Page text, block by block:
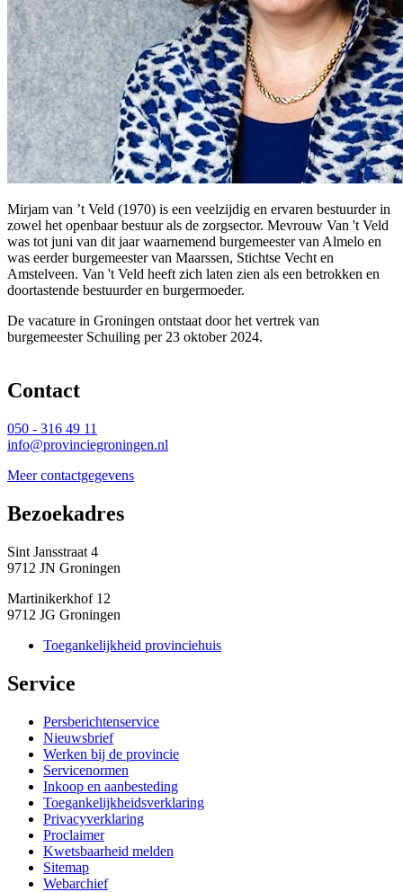
Mirjam van ’t Veld (1970) is een veelzijdig en ervaren bestuurder in
zowel het openbaar bestuur als de zorgsector. Mevrouw Van 't Veld
was tot juni van dit jaar waarnemend burgemeester van Almelo en
was eerder burgemeester van Maarssen, Stichtse Vecht en
Amstelveen. Van 't Veld heeft zich laten zien als een betrokken en
doortastende bestuurder en burgermoeder.
De vacature in Groningen ontstaat door het vertrek van
burgemeester Schuiling per 23 oktober 2024.
Contact
050 - 316 49 11
info@provinciegroningen.nl
Meer contactgegevens
Bezoekadres
Sint Jansstraat 4
9712 JN Groningen
Martinikerkhof 12
9712 JG Groningen
Toegankelijkheid provinciehuis
Service
Persberichtenservice
Nieuwsbrief
Werken bij de provincie
Servicenormen
Inkoop en aanbesteding
Toegankelijkheidsverklaring
Privacyverklaring
Proclaimer
Kwetsbaarheid melden
Sitemap
Webarchief